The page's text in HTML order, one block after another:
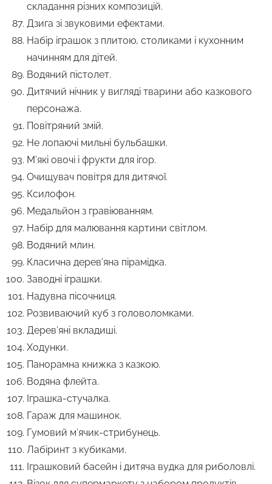
складання різних композицій.
Дзига зі звуковими ефектами.
Набір іграшок з плитою, столиками і кухонним
начинням для дітей.
Водяний пістолет.
Дитячий нічник у вигляді тварини або казкового
персонажа.
Повітряний змій.
Не лопаючі мильні бульбашки.
М’які овочі і фрукти для ігор.
Очищувач повітря для дитячої.
Ксилофон.
Медальйон з гравіюванням.
Набір для малювання картини світлом.
Водяний млин.
Класична дерев’яна пірамідка.
Заводні іграшки.
Надувна пісочниця.
Розвиваючий куб з головоломками.
Дерев’яні вкладиші.
Ходунки.
Панорамна книжка з казкою.
Водяна флейта.
Іграшка-стучалка.
Гараж для машинок.
Гумовий м’ячик-стрибунець.
Лабіринт з кубиками.
Іграшковий басейн і дитяча вудка для риболовлі.